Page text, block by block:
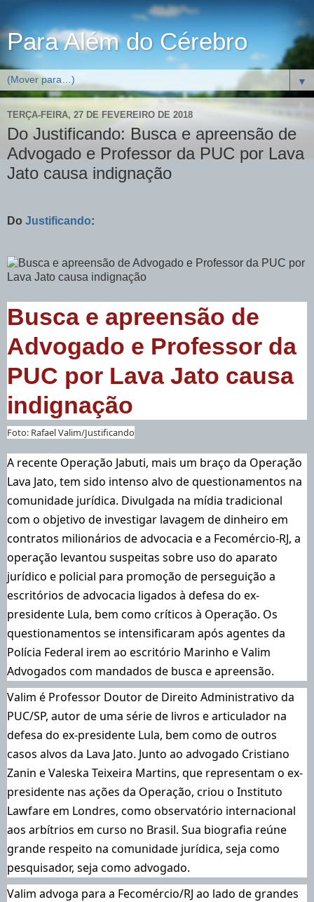
Para Além do Cérebro
▼
TERÇA-FEIRA, 27 DE FEVEREIRO DE 2018
Do Justificando: Busca e apreensão de
Advogado e Professor da PUC por Lava
Jato causa indignação
Do Justificando:
Busca e apreensão de
Advogado e Professor da
PUC por Lava Jato causa
indignação
Foto: Rafael Valim/Justificando
A recente Operação Jabuti, mais um braço da Operação
Lava Jato, tem sido intenso alvo de questionamentos na
comunidade jurídica. Divulgada na mídia tradicional
com o objetivo de investigar lavagem de dinheiro em
contratos milionários de advocacia e a Fecomércio-RJ, a
operação levantou suspeitas sobre uso do aparato
jurídico e policial para promoção de perseguição a
escritórios de advocacia ligados à defesa do ex-
presidente Lula, bem como críticos à Operação. Os
questionamentos se intensificaram após agentes da
Polícia Federal irem ao escritório Marinho e Valim
Advogados com mandados de busca e apreensão.
Valim é Professor Doutor de Direito Administrativo da
PUC/SP, autor de uma série de livros e articulador na
defesa do ex-presidente Lula, bem como de outros
casos alvos da Lava Jato. Junto ao advogado Cristiano
Zanin e Valeska Teixeira Martins, que representam o ex-
presidente nas ações da Operação, criou o Instituto
Lawfare em Londres, como observatório internacional
aos arbítrios em curso no Brasil. Sua biografia reúne
grande respeito na comunidade jurídica, seja como
pesquisador, seja como advogado.
Valim advoga para a Fecomércio/RJ ao lado de grandes